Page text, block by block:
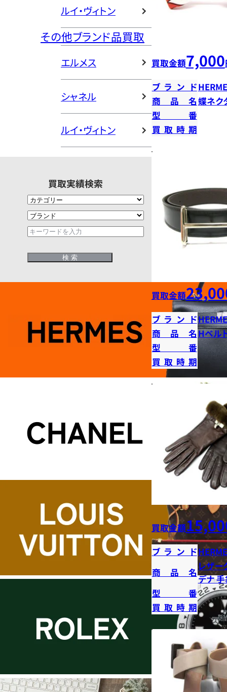
ルイ・ヴィトン
その他ブランド品買取
エルメス
シャネル
ルイ・ヴィトン
買取実績検索
買取金額7,000
ブランド
商品名蝶ネク
型番
買取時期
買取金額
ブランド
商品名 Hベル
型番
買取時期
買取金額
ブランド
商品名
レザー
デナ
型番
買取時期